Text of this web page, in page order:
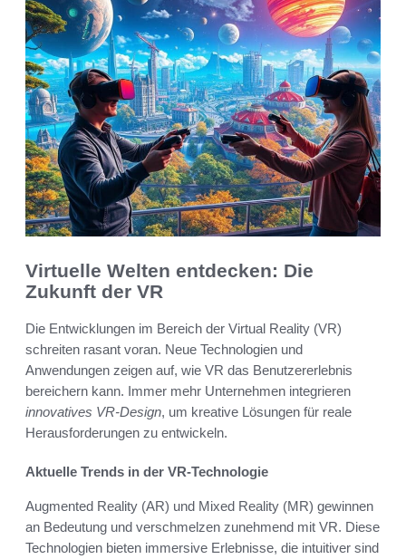
Virtuelle Welten entdecken: Die
Zukunft der VR
Die Entwicklungen im Bereich der Virtual Reality (VR)
schreiten rasant voran. Neue Technologien und
Anwendungen zeigen auf, wie VR das Benutzererlebnis
bereichern kann. Immer mehr Unternehmen integrieren
innovatives VR-Design, um kreative Lösungen für reale
Herausforderungen zu entwickeln.
Aktuelle Trends in der VR-Technologie
Augmented Reality (AR) und Mixed Reality (MR) gewinnen
an Bedeutung und verschmelzen zunehmend mit VR. Diese
Technologien bieten immersive Erlebnisse, die intuitiver sind